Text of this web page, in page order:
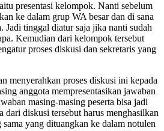
presentasi kelompok. Nanti sebelum
ke dalam grup WA besar dan di sana
Jadi tinggal diatur saja jika nanti sudah
Kemudian dari kelompok tersebut
proses diskusi dan sekretaris yang
menyerahkan proses diskusi ini kepada
anggota mempresentasikan jawaban
masing-masing peserta bisa jadi
dari diskusi tersebut harus menghasilkan
yang dituangkan ke dalam notulen